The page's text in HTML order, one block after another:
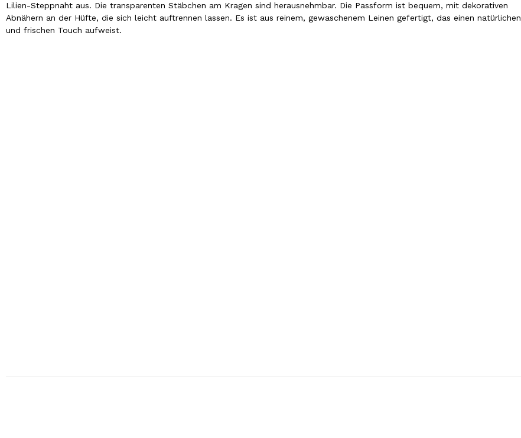
Lilien-Steppnaht aus. Die transparenten Stäbchen am Kragen sind herausnehmbar. Die Passform ist bequem, mit dekorativen
Abnähern an der Hüfte, die sich leicht auftrennen lassen. Es ist aus reinem, gewaschenem Leinen gefertigt, das einen natürlichen
und frischen Touch aufweist.